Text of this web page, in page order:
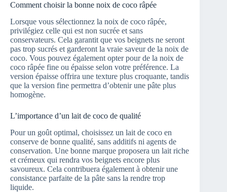
Comment choisir la bonne noix de coco râpée
Lorsque vous sélectionnez la noix de coco râpée,
privilégiez celle qui est non sucrée et sans
conservateurs. Cela garantit que vos beignets ne seront
pas trop sucrés et garderont la vraie saveur de la noix de
coco. Vous pouvez également opter pour de la noix de
coco râpée fine ou épaisse selon votre préférence. La
version épaisse offrira une texture plus croquante, tandis
que la version fine permettra d’obtenir une pâte plus
homogène.
L’importance d’un lait de coco de qualité
Pour un goût optimal, choisissez un lait de coco en
conserve de bonne qualité, sans additifs ni agents de
conservation. Une bonne marque proposera un lait riche
et crémeux qui rendra vos beignets encore plus
savoureux. Cela contribuera également à obtenir une
consistance parfaite de la pâte sans la rendre trop
liquide.